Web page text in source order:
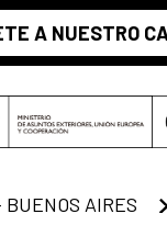
A NUESTRO
BUENOS AIRES